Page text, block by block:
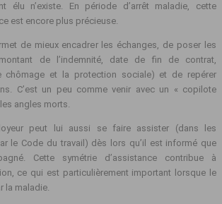
élu n’existe. En période d’arrêt maladie, cette
est encore plus précieuse.
de mieux encadrer les échanges, de poser les
de l’indemnité, date de fin de contrat,
chômage et la protection sociale) et de repérer
C’est un peu comme venir avec un « copilote
angles morts.
peut lui aussi se faire assister (dans les
le Code du travail) dès lors qu’il est informé que
Cette symétrie d’assistance contribue à
ce qui est particulièrement important lorsque le
la maladie.